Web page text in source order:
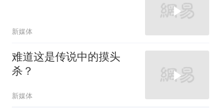
新媒体
难道这是传说中的摸头
杀？
新媒体